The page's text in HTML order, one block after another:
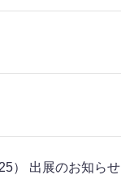
） 出展のお知らせ